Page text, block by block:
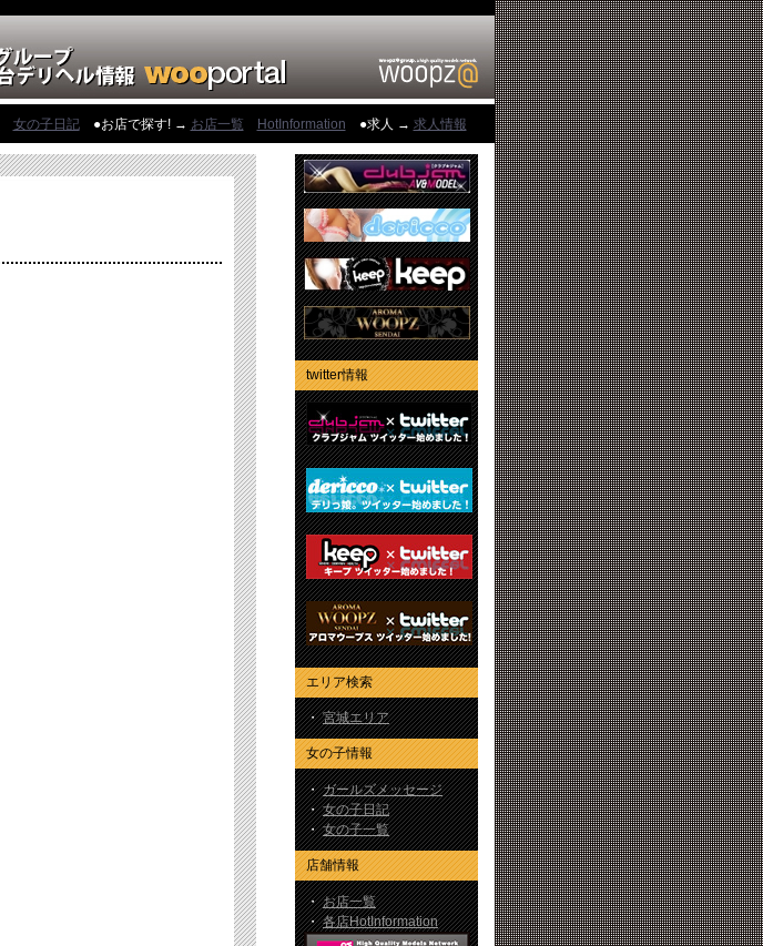
女の子日記●お店で探す! → お店一覧 HotInformation ●求人 → 求人情報
twitter情報
エリア検索
・宮城エリア
女の子情報
・ガールズメッセージ
・女の子日記
・女の子一覧
店舗情報
・お店一覧
・各店HotInformation